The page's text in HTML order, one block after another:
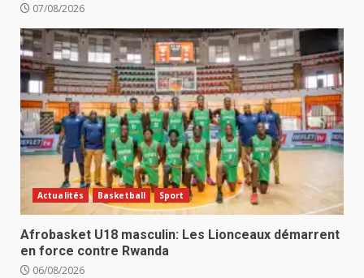
07/08/2026
Actualités Basketball Sport
Afrobasket U18 masculin: Les Lionceaux démarrent
en force contre Rwanda
06/08/2026